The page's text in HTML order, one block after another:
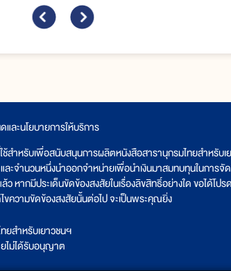
และนโยบายการให้บริการ
สำหรับเพื่อสนับสนุนการผลิตหนังสือสารานุกรมไทยสำหรับเ
และจำนวนหนึ่งนำออกจำหน่ายเพื่อนำเงินมาสมทบทุนในกา
ากมีประเด็นขัดข้องสงสัยในเรื่องลิขสิทธิ์อย่างใด ขอได้โปร
ความขัดข้องสงสัยนั้นต่อไป จะเป็นพระคุณยิ่ง
ยสำหรับเยาวชนฯ
ไม่ได้รับอนุญาต